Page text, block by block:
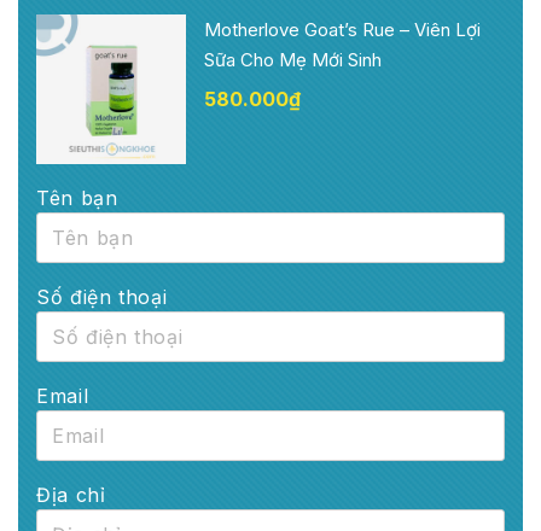
Motherlove Goat’s Rue – Viên Lợi
Sữa Cho Mẹ Mới Sinh
580.000₫
Tên bạn
Số điện thoại
Email
Địa chỉ